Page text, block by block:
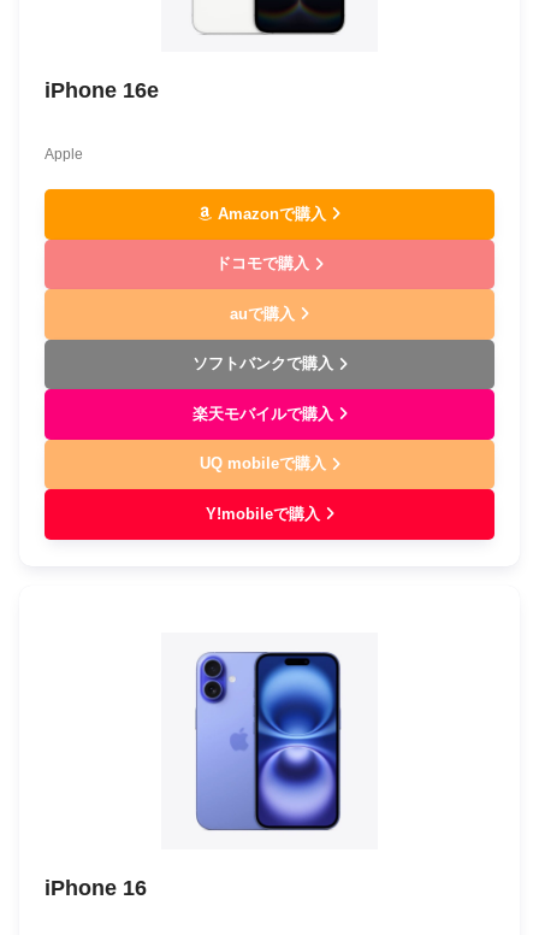
iPhone 16e
Apple
Amazonで購入
ドコモで購入
auで購入
ソフトバンクで購入
楽天モバイルで購入
UQ mobileで購入
Y!mobileで購入
iPhone 16